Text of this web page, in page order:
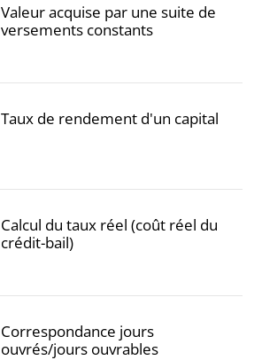
Valeur acquise par une suite de
versements constants
Taux de rendement d'un capital
Calcul du taux réel (coût réel du
crédit-bail)
Correspondance jours
ouvrés/jours ouvrables